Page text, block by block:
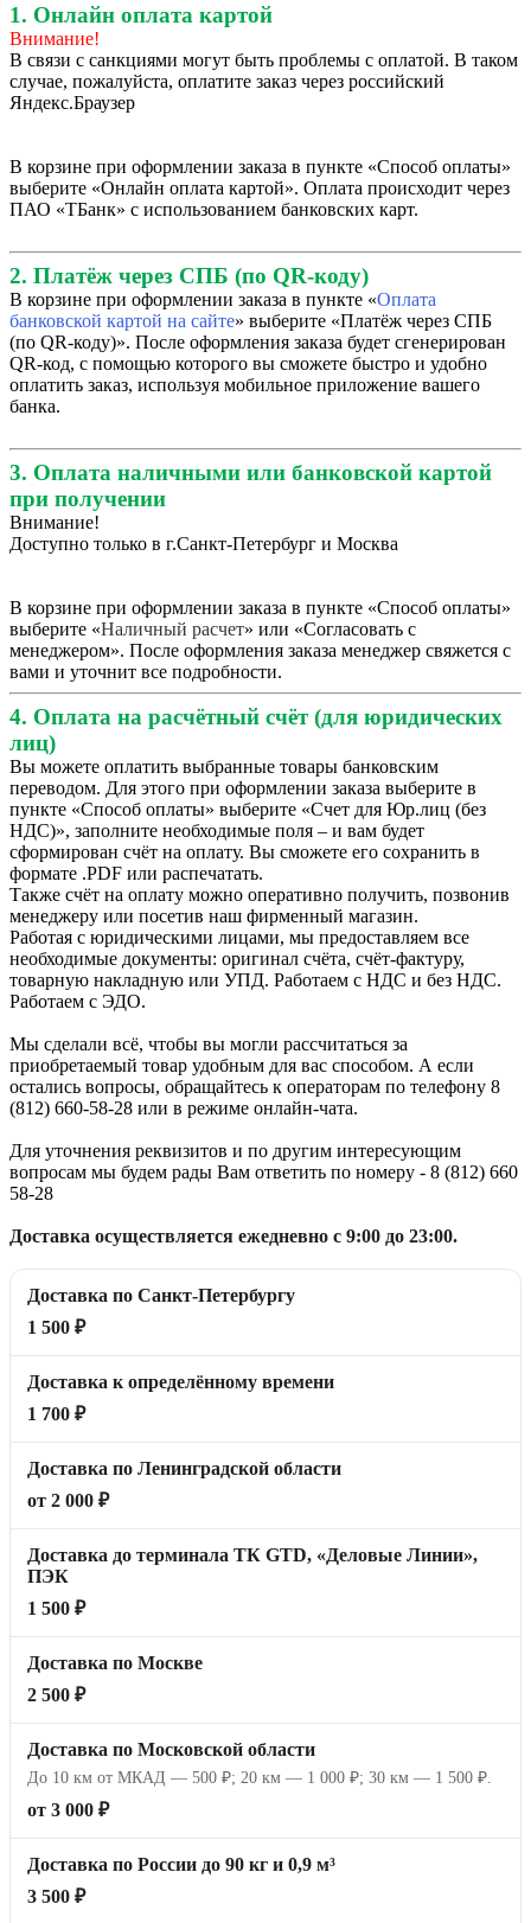
1. Онлайн оплата картой
Внимание!
В связи с санкциями могут быть проблемы с оплатой. В таком
случае, пожалуйста, оплатите заказ через российский
Яндекс.Браузер
В корзине при оформлении заказа в пункте «Способ оплаты»
выберите «Онлайн оплата картой». Оплата происходит через
ПАО «ТБанк» с использованием банковских карт.
2. Платёж через СПБ (по QR-коду)
В корзине при оформлении заказа в пункте «Оплата
банковской картой на сайте» выберите «Платёж через СПБ
(по QR-коду)». После оформления заказа будет сгенерирован
QR-код, с помощью которого вы сможете быстро и удобно
оплатить заказ, используя мобильное приложение вашего
банка.
3. Оплата наличными или банковской картой
при получении
Внимание!
Доступно только в г.Санкт-Петербург и Москва
В корзине при оформлении заказа в пункте «Способ оплаты»
выберите «Наличный расчет» или «Согласовать с
менеджером». После оформления заказа менеджер свяжется с
вами и уточнит все подробности.
4. Оплата на расчётный счёт (для юридических
лиц)
Вы можете оплатить выбранные товары банковским
переводом. Для этого при оформлении заказа выберите в
пункте «Способ оплаты» выберите «Счет для Юр.лиц (без
НДС)», заполните необходимые поля – и вам будет
сформирован счёт на оплату. Вы сможете его сохранить в
формате .PDF или распечатать.
Также счёт на оплату можно оперативно получить, позвонив
менеджеру или посетив наш фирменный магазин.
Работая с юридическими лицами, мы предоставляем все
необходимые документы: оригинал счёта, счёт-фактуру,
товарную накладную или УПД. Работаем с НДС и без НДС.
Работаем с ЭДО.
Мы сделали всё, чтобы вы могли рассчитаться за
приобретаемый товар удобным для вас способом. А если
остались вопросы, обращайтесь к операторам по телефону 8
(812) 660-58-28 или в режиме онлайн-чата.
Для уточнения реквизитов и по другим интересующим
вопросам мы будем рады Вам ответить по номеру - 8 (812) 660
58-28
Доставка осуществляется ежедневно с 9:00 до 23:00.
Доставка по Санкт-Петербургу
1 500 ₽
Доставка к определённому времени
1 700 ₽
Доставка по Ленинградской области
от 2 000 ₽
Доставка до терминала ТК GTD, «Деловые Линии»,
ПЭК
1 500 ₽
Доставка по Москве
2 500 ₽
Доставка по Московской области
До 10 км от МКАД — 500 ₽; 20 км — 1 000 ₽; 30 км — 1 500 ₽.
от 3 000 ₽
Доставка по России до 90 кг и 0,9 м³
3 500 ₽